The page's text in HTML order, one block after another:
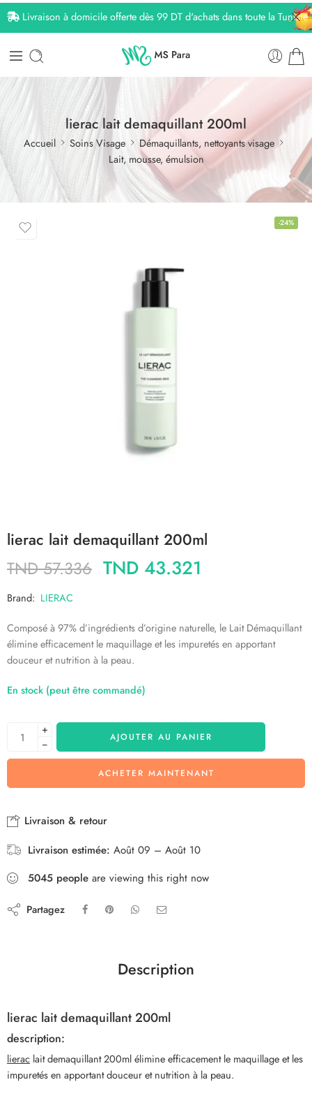
Livraison à domicile offerte dès 99 DT d'achats dans toute la Tunisie
lierac lait demaquillant 200ml
Accueil Soins Visage
Démaquillants, nettoyants visage
Lait, mousse, émulsion
-24%
lierac lait demaquillant 200ml
TND57.336 TND 43.321
Brand: LIERAC
Composé à 97% d’ingrédients d’origine naturelle, le Lait Démaquillant
élimine efficacement le maquillage et les impuretés en apportant
douceur et nutrition à la peau.
En stock (peut être commandé)
+
−
AJOUTER AU PANIER
ACHETER MAINTENANT
Livraison & retour
Livraison estimée: Août 09 – Août 10
5045 people are viewing this right now
Partagez
Description
lierac lait demaquillant 200ml
description:
lierac lait demaquillant 200ml élimine efficacement le maquillage et les
impuretés en apportant douceur et nutrition à la peau.